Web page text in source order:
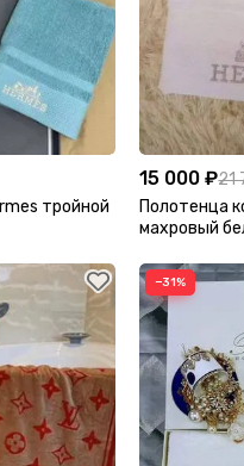
тройной
15 000 ₽21
Полотенца
махровый
−31%